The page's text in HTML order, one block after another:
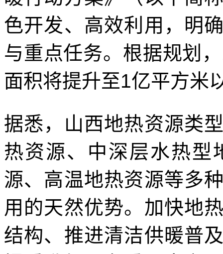
色开发、高效利用，明
与重点任务。根据规划
面积将提升至1亿平方米
据悉，山西地热资源类
热资源、中深层水热型
源、高温地热资源等多
用的天然优势。加快地
结构、推进清洁供暖普